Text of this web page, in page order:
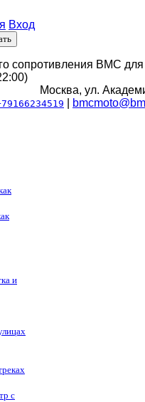
Вход
сопротивления BMC
Москва, ул.
и
с